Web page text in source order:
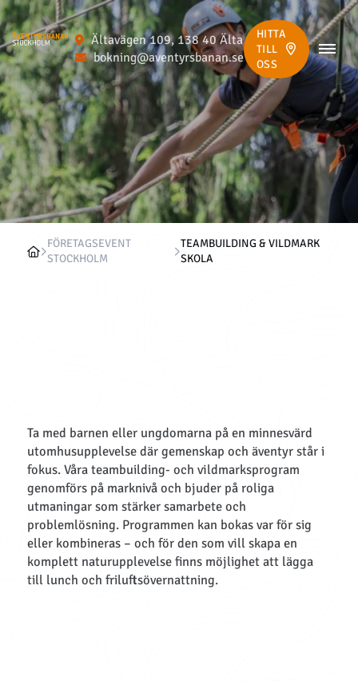
Ältavägen 109, 138 40 Älta
bokning@aventyrsbanan.se
HITTA
TILL
OSS
FÖRETAGSEVENT
STOCKHOLM
TEAMBUILDING & VILDMARK
SKOLA
Ta med barnen eller ungdomarna på en minnesvärd
utomhusupplevelse där gemenskap och äventyr står i
fokus. Våra teambuilding- och vildmarksprogram
genomförs på marknivå och bjuder på roliga
utmaningar som stärker samarbete och
problemlösning. Programmen kan bokas var för sig
eller kombineras – och för den som vill skapa en
komplett naturupplevelse finns möjlighet att lägga
till lunch och friluftsövernattning.